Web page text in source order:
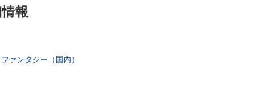
報
ファンタジー（国内）